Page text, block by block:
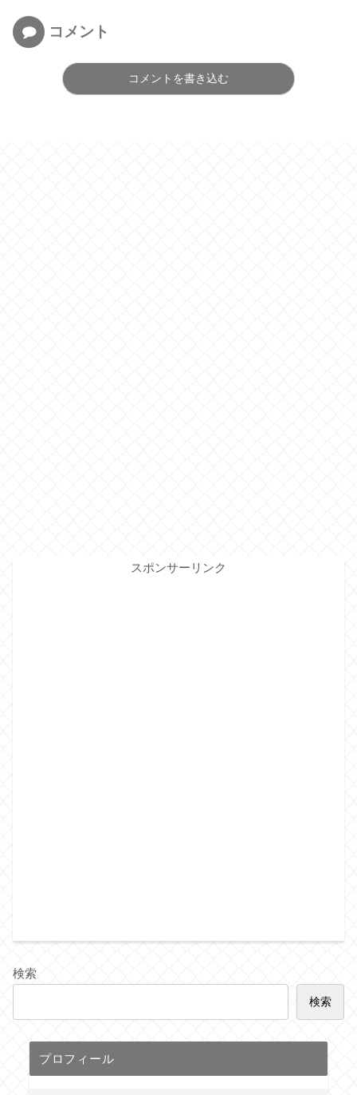
コメント
コメントを書き込む
スポンサーリンク
検索
検索
プロフィール